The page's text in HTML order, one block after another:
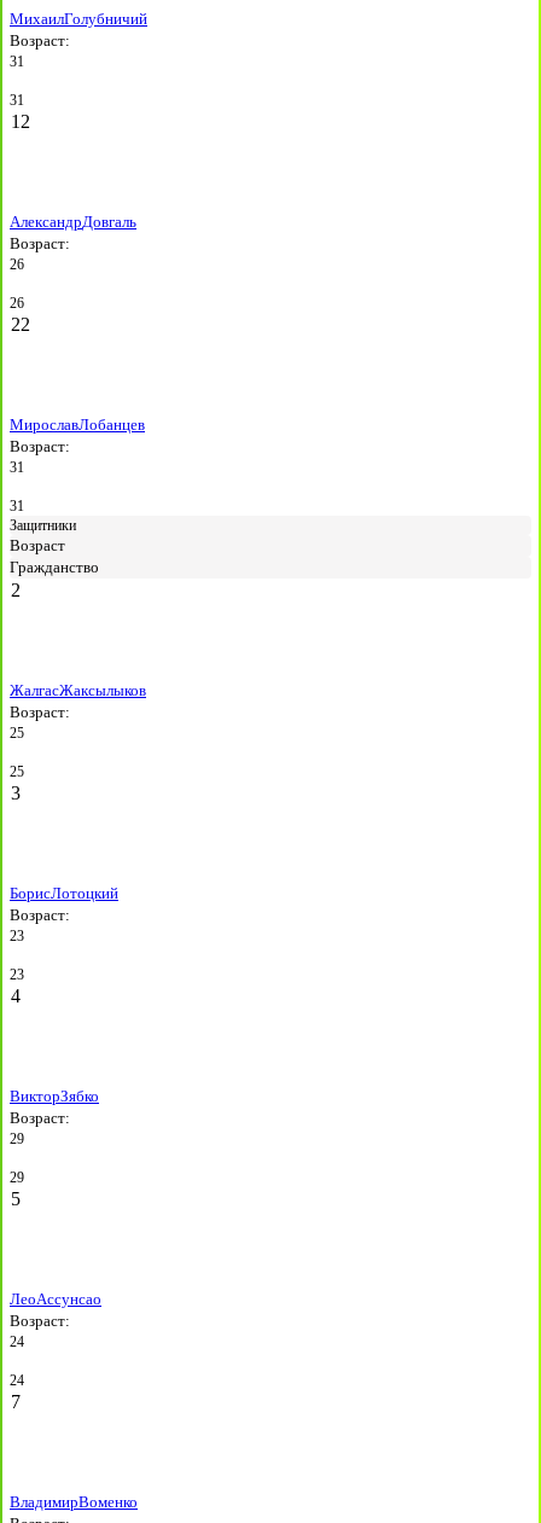
МихаилГолубничий
Возраст:
31
31
12
АлександрДовгаль
Возраст:
26
26
22
МирославЛобанцев
Возраст:
31
31
Защитники
Возраст
Гражданство
2
ЖалгасЖаксылыков
Возраст:
25
25
3
БорисЛотоцкий
Возраст:
23
23
4
ВикторЗябко
Возраст:
29
29
5
ЛеоАссунсао
Возраст:
24
24
7
ВладимирВоменко